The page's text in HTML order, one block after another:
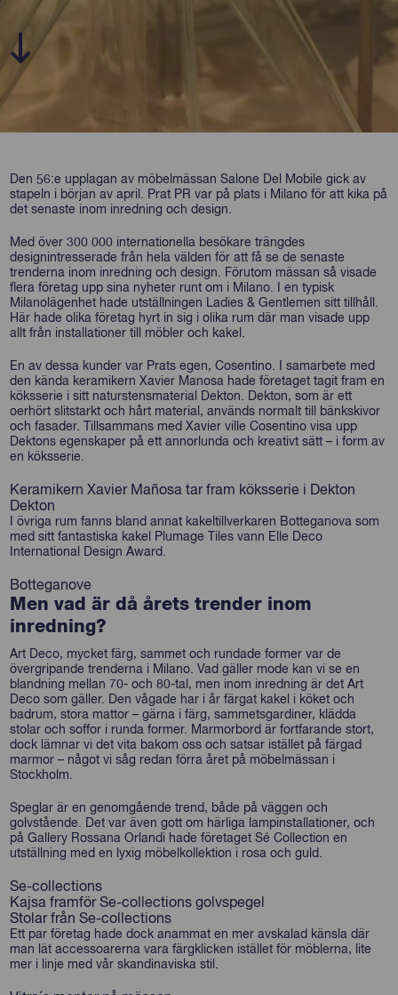
Den 56:e upplagan av möbelmässan Salone Del Mobile gick av
stapeln i början av april. Prat PR var på plats i Milano för att kika på
det senaste inom inredning och design.
Med över 300 000 internationella besökare trängdes
designintresserade från hela välden för att få se de senaste
trenderna inom inredning och design. Förutom mässan så visade
flera företag upp sina nyheter runt om i Milano. I en typisk
Milanolägenhet hade utställningen Ladies & Gentlemen sitt tillhåll.
Här hade olika företag hyrt in sig i olika rum där man visade upp
allt från installationer till möbler och kakel.
En av dessa kunder var Prats egen, Cosentino. I samarbete med
den kända keramikern Xavier Manosa hade företaget tagit fram en
köksserie i sitt naturstensmaterial Dekton. Dekton, som är ett
oerhört slitstarkt och hårt material, används normalt till bänkskivor
och fasader. Tillsammans med Xavier ville Cosentino visa upp
Dektons egenskaper på ett annorlunda och kreativt sätt – i form av
en köksserie.
Keramikern Xavier Mañosa tar fram köksserie i Dekton
Dekton
I övriga rum fanns bland annat kakeltillverkaren Botteganova som
med sitt fantastiska kakel Plumage Tiles vann Elle Deco
International Design Award.
Botteganove
Men vad är då årets trender inom
inredning?
Art Deco, mycket färg, sammet och rundade former var de
övergripande trenderna i Milano. Vad gäller mode kan vi se en
blandning mellan 70- och 80-tal, men inom inredning är det Art
Deco som gäller. Den vågade har i år färgat kakel i köket och
badrum, stora mattor – gärna i färg, sammetsgardiner, klädda
stolar och soffor i runda former. Marmorbord är fortfarande stort,
dock lämnar vi det vita bakom oss och satsar istället på färgad
marmor – något vi såg redan förra året på möbelmässan i
Stockholm.
Speglar är en genomgående trend, både på väggen och
golvstående. Det var även gott om härliga lampinstallationer, och
på Gallery Rossana Orlandi hade företaget Sé Collection en
utställning med en lyxig möbelkollektion i rosa och guld.
Se-collections
Kajsa framför Se-collections golvspegel
Stolar från Se-collections
Ett par företag hade dock anammat en mer avskalad känsla där
man lät accessoarerna vara färgklicken istället för möblerna, lite
mer i linje med vår skandinaviska stil.